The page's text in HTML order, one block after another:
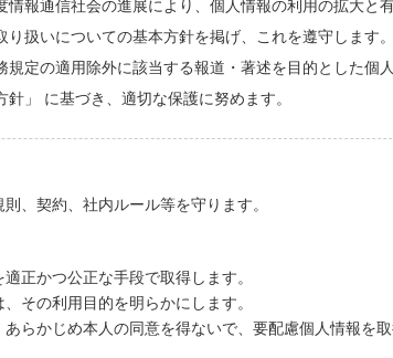
情報通信社会の進展により、個人情報の利用の拡大と
り扱いについての基本方針を掲げ、これを遵守します。
規定の適用除外に該当する報道・著述を目的とした個
」 に基づき、適切な保護に努めます。
、契約、社内ルール等を守ります。
正かつ公正な手段で取得します。
その利用目的を明らかにします。
らかじめ本人の同意を得ないで、要配慮個人情報を取